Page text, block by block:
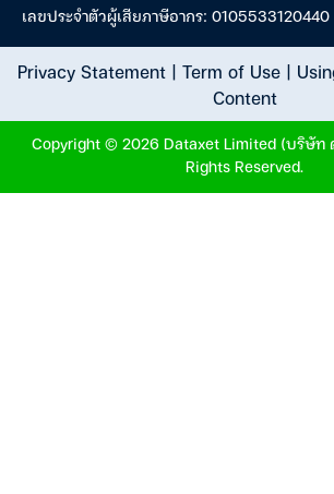
เลขประจำตัวผู้เสียภาษีอากร:
Privacy Statement| Term of Use|
Content
Copyright © 2026 Dataxet Limited (บริษัท
Rights Reserved.